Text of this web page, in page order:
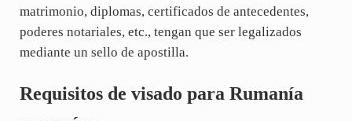
matrimonio, diplomas, certificados de antecedentes,
poderes notariales, etc., tengan que ser legalizados
mediante un sello de apostilla.
Requisitos de visado para Rumanía